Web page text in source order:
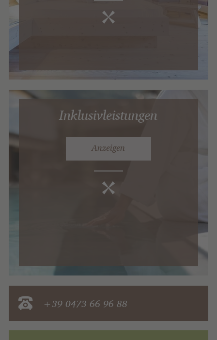
Inklusivleistungen
Anzeigen
+39 0473 66 96 88